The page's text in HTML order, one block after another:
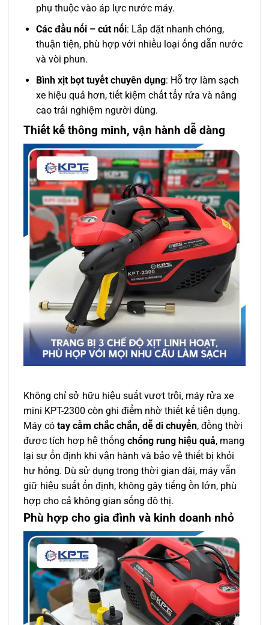
phụ thuộc vào áp lực nước máy.
Các đầu nối – cút nối: Lắp đặt nhanh chóng,
thuận tiện, phù hợp với nhiều loại ống dẫn nước
và vòi phun.
Bình xịt bọt tuyết chuyên dụng: Hỗ trợ làm sạch
xe hiệu quả hơn, tiết kiệm chất tẩy rửa và nâng
cao trải nghiệm người dùng.
Thiết kế thông minh, vận hành dễ dàng
Không chỉ sở hữu hiệu suất vượt trội, máy rửa xe
mini KPT-2300 còn ghi điểm nhờ thiết kế tiện dụng.
Máy có tay cầm chắc chắn, dễ di chuyển, đồng thời
được tích hợp hệ thống chống rung hiệu quả, mang
lại sự ổn định khi vận hành và bảo vệ thiết bị khỏi
hư hỏng. Dù sử dụng trong thời gian dài, máy vẫn
giữ hiệu suất ổn định, không gây tiếng ồn lớn, phù
hợp cho cả không gian sống đô thị.
Phù hợp cho gia đình và kinh doanh nhỏ